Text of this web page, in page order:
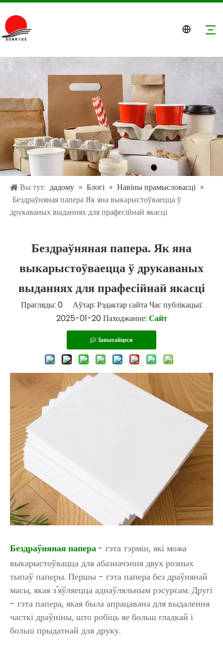
Вы тут: дадому » Блогі » Навіны прамысловасці »
Бездраўняная папера Як яна выкарыстоўваецца ў
друкаваных выданнях для прафесійнай якасці
Бездраўняная папера. Як яна
выкарыстоўваецца ў друкаваных
выданнях для прафесійнай якасці
Прагляды: 0Аўтар: Рэдактар ​​сайта Час публікацыі:
2025-01-20 Паходжанне: Сайт
Запытайцеся
Бездраўняная папера - гэта тэрмін, які можа
выкарыстоўвацца для абазначэння двух розных
тыпаў паперы. Першы - гэта папера без драўнянай
масы, якая з'яўляецца аднаўляльным рэсурсам. Другі
- гэта папера, якая была апрацавана для выдалення
часткі драўніны, што робіць яе больш гладкай і
больш прыдатнай для друку.